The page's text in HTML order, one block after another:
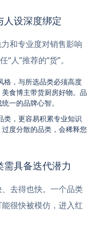
设深度绑定
和专业度对销售影响
人”推荐的“货”。
格，与所选品类必须高度
食博主带货厨房好物。品
一的品牌心智。
类，更容易积累专业知识
度分散的品类，会稀释您
具备迭代潜力
去得也快。一个品类
很快被模仿，进入红